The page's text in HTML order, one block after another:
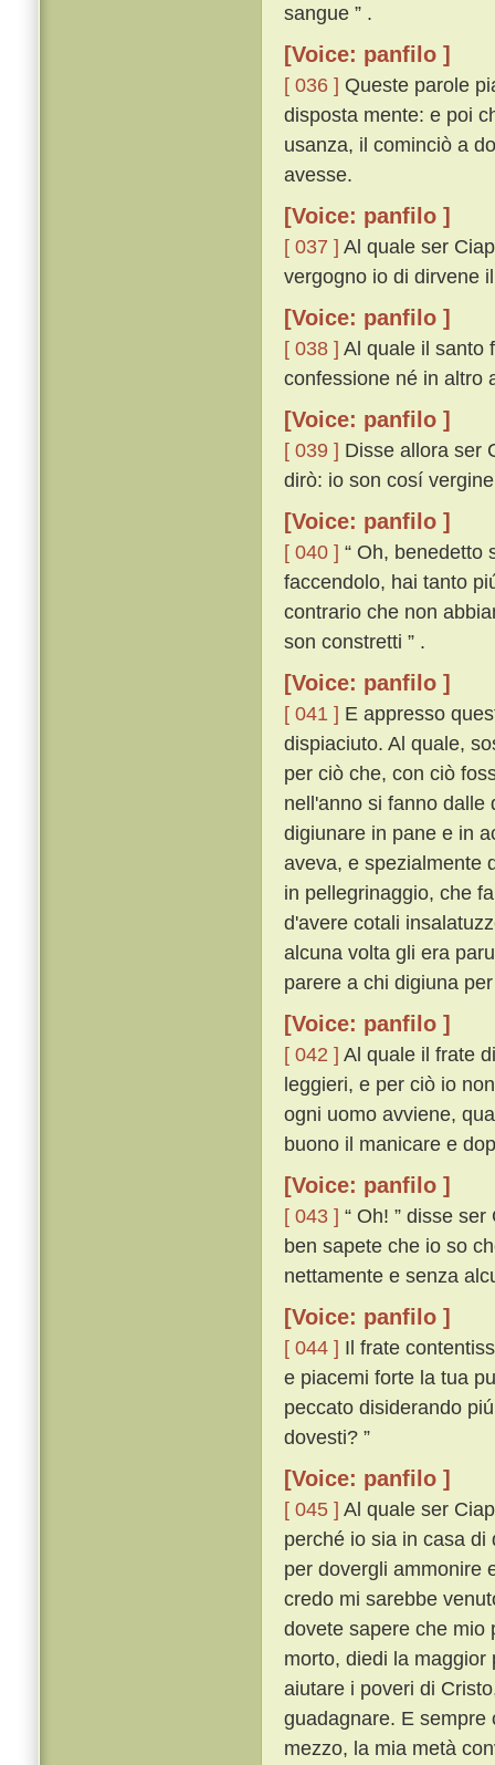
sangue ” .
[Voice: panfilo ]
[ 036 ] Queste parole
disposta mente: e poi
usanza, il cominciò a
avesse.
[Voice: panfilo ]
[ 037 ] Al quale ser
vergogno io di dirvene
[Voice: panfilo ]
[ 038 ] Al quale il santo
confessione né in altro
[Voice: panfilo ]
[ 039 ] Disse allora ser
dirò: io son cosí
[Voice: panfilo ]
[ 040 ] “ Oh, benedetto
faccendolo, hai tanto
contrario che non
son constretti ” .
[Voice: panfilo ]
[ 041 ] E appresso
dispiaciuto. Al quale,
per ciò che, con ciò
nell'anno si fanno
digiunare in pane e in
aveva, e spezialmente
in pellegrinaggio, che
d'avere cotali
alcuna volta gli era
parere a chi digiuna
[Voice: panfilo ]
[ 042 ] Al quale il frate
leggieri, e per ciò io
ogni uomo avviene,
buono il manicare e
[Voice: panfilo ]
[ 043 ] “ Oh! ” disse
ben sapete che io so
nettamente e senza
[Voice: panfilo ]
[ 044 ] Il frate
e piacemi forte la tua
peccato disiderando
dovesti? ”
[Voice: panfilo ]
[ 045 ] Al quale ser
perché io sia in casa
per dovergli ammonire
credo mi sarebbe
dovete sapere che mio
morto, diedi la
aiutare i poveri di
guadagnare. E sempre
mezzo, la mia metà